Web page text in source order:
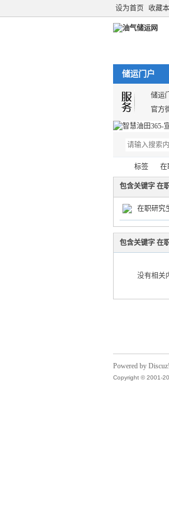
设为首页 收藏
储运门户
储运
官方
标签 在
包含关键字 在
在职研究
包含关键字 在
没有相关
Powered by
Copyright © 2001-